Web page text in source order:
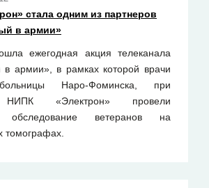
стала одним из партнеров
в армии»
ежегодная акция телеканала
армии», в рамках которой врачи
Наро-Фоминска, при
НИПК «Электрон» провели
обследование ветеранов на
томографах.